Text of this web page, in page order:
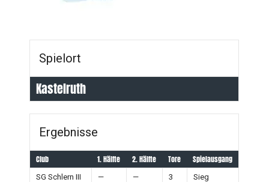
Spielort
Kastelruth
Ergebnisse
Club 1. Hälfte 2. Hälfte Tore Spielausgang
SG Schlern III — — 3
Sieg